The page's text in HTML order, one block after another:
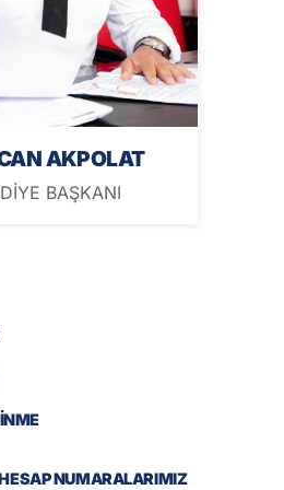
AKPOLAT
BAŞKANI
NUMARALARIMIZ